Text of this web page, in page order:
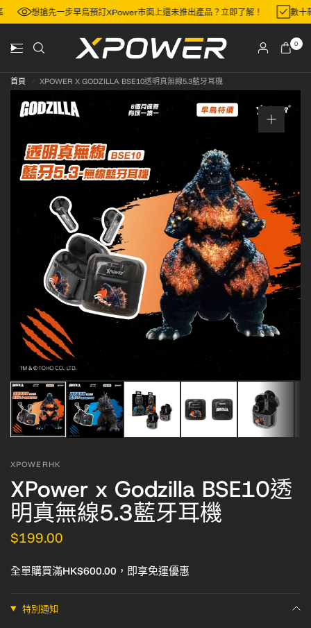
想搶先一步早鳥預訂XPower市面上還未推出產品？立即了解！ 數
0
首頁 XPOWER X GODZILLA BSE10透明真無線5.3藍牙耳機
XPOWERHK
XPower x Godzilla BSE10透
明真無線5.3藍牙耳機
$199.00
全單購買滿HK$600.00，即享免運優惠
特別通知